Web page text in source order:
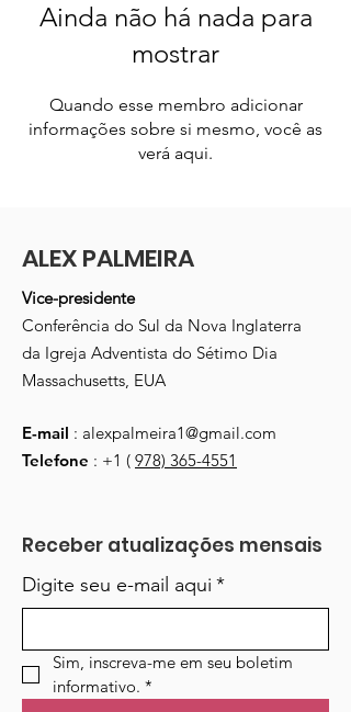
Ainda não há nada para
mostrar
Quando esse membro adicionar
informações sobre si mesmo, você as
verá aqui.
ALEX PALMEIRA
Vice-presidente
Conferência do Sul da Nova Inglaterra
da Igreja Adventista do Sétimo Dia
Massachusetts, EUA
E-mail : alexpalmeira1@gmail.com
Telefone : +1 ( 978) 365-4551
Receber atualizações mensais
Digite seu e-mail aqui *
Sim, inscreva-me em seu boletim
informativo. *